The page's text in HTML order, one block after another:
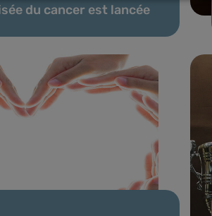
du cancer est lancée